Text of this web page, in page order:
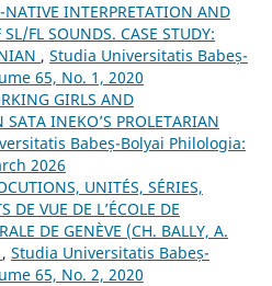
INTERPRETATION AND
FL SOUNDS. CASE STUDY:
, Studia Universitatis Babeș-
65, No. 1, 2020
GIRLS AND
INEKO’S PROLETARIAN
Babeș-Bolyai Philologia:
2026
UNITÉS, SÉRIES,
DE VUE DE L’ÉCOLE DE
DE GENÈVE (CH. BALLY, A.
, Studia Universitatis Babeș-
65, No. 2, 2020